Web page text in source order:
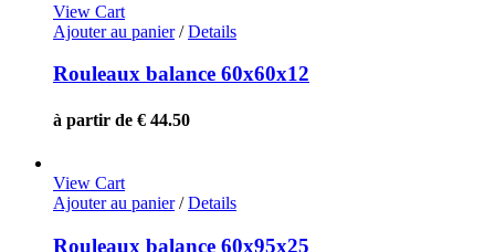
View Cart
Ajouter au panier/ Details
Rouleaux balance 60x60x12
à partir de € 44.50
View Cart
Ajouter au panier/ Details
Rouleaux balance 60x95x25